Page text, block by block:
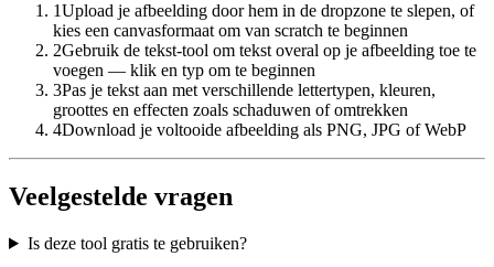
1Upload je afbeelding door hem in de dropzone te slepen, of
kies een canvasformaat om van scratch te beginnen
2Gebruik de tekst-tool om tekst overal op je afbeelding toe te
voegen — klik en typ om te beginnen
3Pas je tekst aan met verschillende lettertypen, kleuren,
groottes en effecten zoals schaduwen of omtrekken
4Download je voltooide afbeelding als PNG, JPG of WebP
Veelgestelde vragen
Is deze tool gratis te gebruiken?